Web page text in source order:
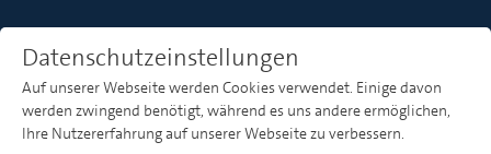
Heft 3
Datenschutzeinstellungen
Auf unserer Webseite werden Cookies verwendet. Einige davon
werden zwingend benötigt, während es uns andere ermöglichen,
Ihre Nutzererfahrung auf unserer Webseite zu verbessern.